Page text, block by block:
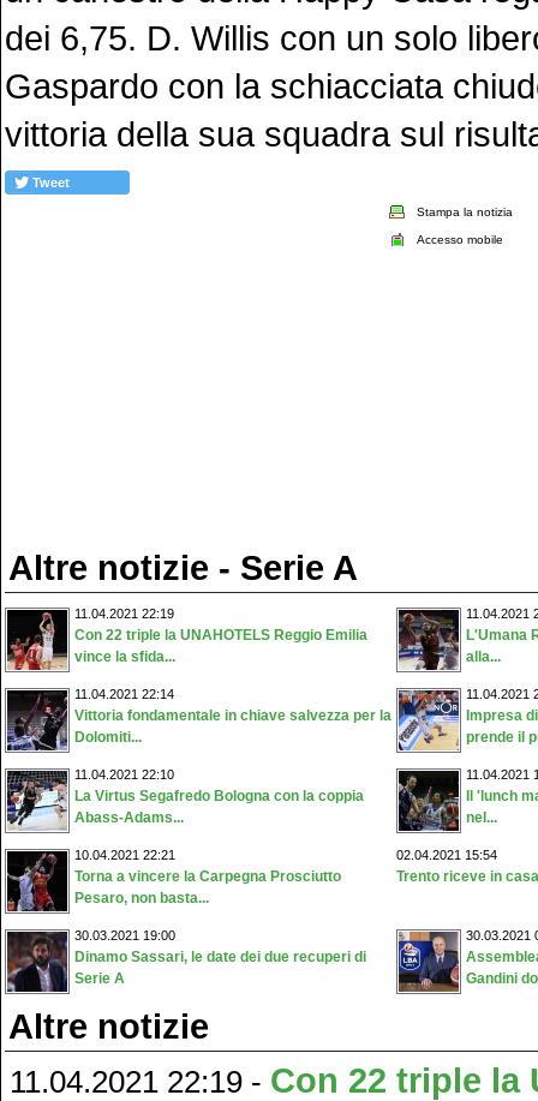
dei 6,75. D. Willis con un solo
Gaspardo con la schiacciata
vittoria della sua squadra sul
Tweet
Stampa la notizia
Accesso mobile
Altre notizie - Serie A
11.04.2021 22:19
Con 22 triple la UNAHOTELS Reggio Emilia
vince la sfida...
11.04.2021
L'Umana
alla...
11.04.2021 22:14
Vittoria fondamentale in chiave salvezza per la
Dolomiti...
11.04.2021
Impresa
prende il
11.04.2021 22:10
La Virtus Segafredo Bologna con la coppia
Abass-Adams...
11.04.2021
Il 'lunch
nel...
10.04.2021 22:21
Torna a vincere la Carpegna Prosciutto
Pesaro, non basta...
02.04.2021 15:54
Trento riceve in
30.03.2021 19:00
Dinamo Sassari, le date dei due recuperi di
Serie A
30.03.2021
Gandini
Altre notizie
11.04.2021 22:19 - Con 22 triple la